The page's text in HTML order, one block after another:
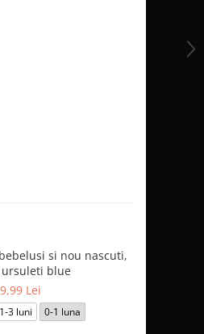
si nou nascuti,
blue
Lei
1-3 luni 0-1 luna